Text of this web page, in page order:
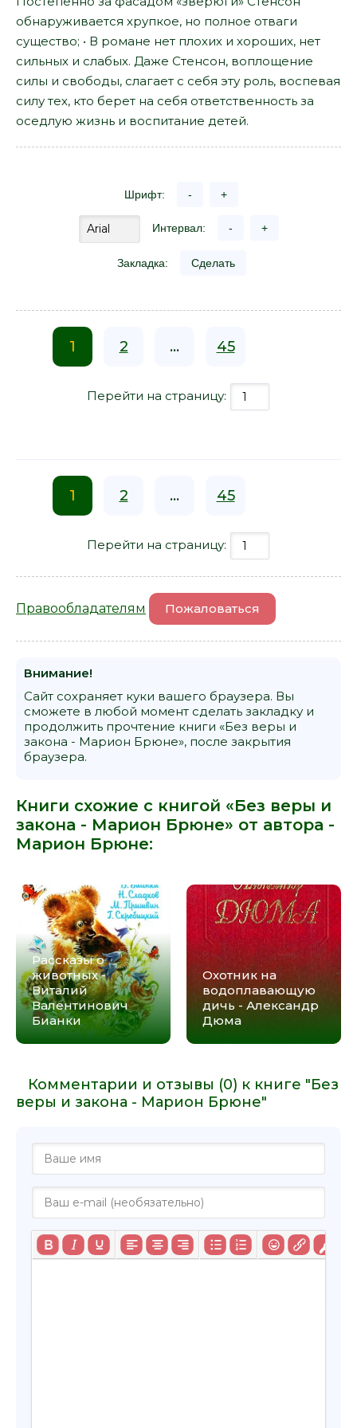
обнаруживается хрупкое, но полное отваги
существо; • В романе нет плохих и хороших, нет
сильных и слабых. Даже Стенсон, воплощение
силы и свободы, слагает с себя эту роль, воспевая
силу тех, кто берет на себя ответственность за
оседлую жизнь и воспитание детей.
Шрифт: - +
Интервал: - +
Закладка: Сделать
1 2 ... 45
Перейти на страницу:
1 2 ... 45
Перейти на страницу:
Правообладателям Пожаловаться
Внимание!
Сайт сохраняет куки вашего браузера. Вы
сможете в любой момент сделать закладку и
продолжить прочтение книги «Без веры и
закона - Марион Брюне», после закрытия
браузера.
Книги схожие с книгой «Без веры и
закона - Марион Брюне» от автора -
Марион Брюне:
Рассказы о
животных -
Виталий
Валентинович
Бианки
Охотник на
водоплавающую
дичь - Александр
Дюма
Комментарии и отзывы (0) к книге "Без
веры и закона - Марион Брюне"